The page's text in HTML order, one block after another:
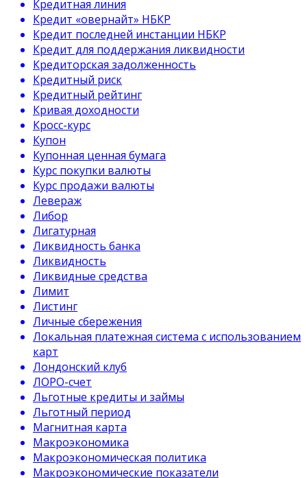
Кредитная линия
Кредит «овернайт» НБКР
Кредит последней инстанции НБКР
Кредит для поддержания ликвидности
Кредиторская задолженность
Кредитный риск
Кредитный рейтинг
Кривая доходности
Кросс-курс
Купон
Купонная ценная бумага
Курс покупки валюты
Курс продажи валюты
Левераж
Либор
Лигатурная
Ликвидность банка
Ликвидность
Ликвидные средства
Лимит
Листинг
Личные сбережения
Локальная платежная система с использованием
карт
Лондонский клуб
ЛОРО-счет
Льготные кредиты и займы
Льготный период
Магнитная карта
Макроэкономика
Макроэкономическая политика
Макроэкономические показатели